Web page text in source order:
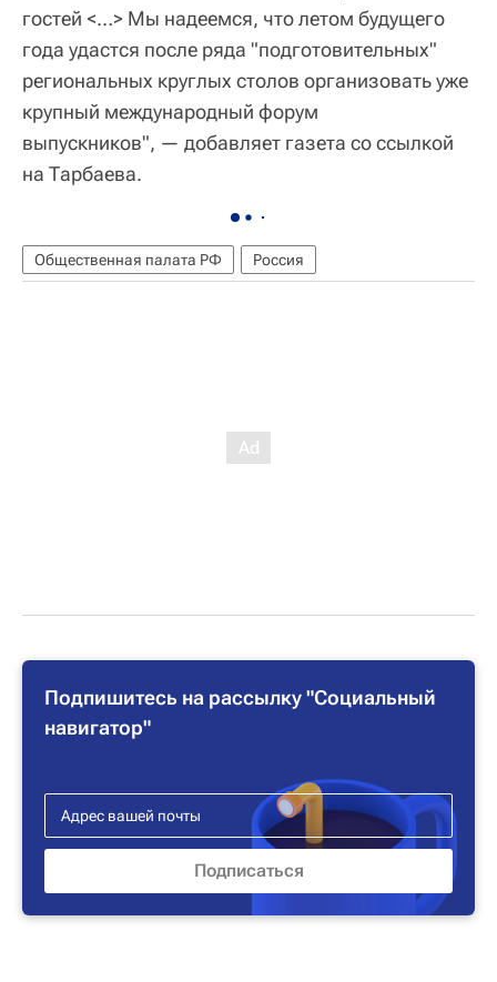
гостей <…> Мы надеемся, что летом будущего
года удастся после ряда "подготовительных"
региональных круглых столов организовать уже
крупный международный форум
выпускников", — добавляет газета со ссылкой
на Тарбаева.
Общественная палата РФ Россия
Подпишитесь на рассылку "Социальный
навигатор"